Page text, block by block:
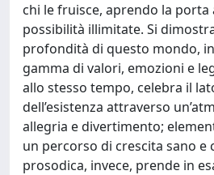
chi le fruisce, aprendo la porta
possibilità illimitate. Si
profondità di questo mondo,
gamma di valori, emozioni e
allo stesso tempo, celebra il
dell’esistenza attraverso
allegria e divertimento;
un percorso di crescita sano e
prosodica, invece, prende in